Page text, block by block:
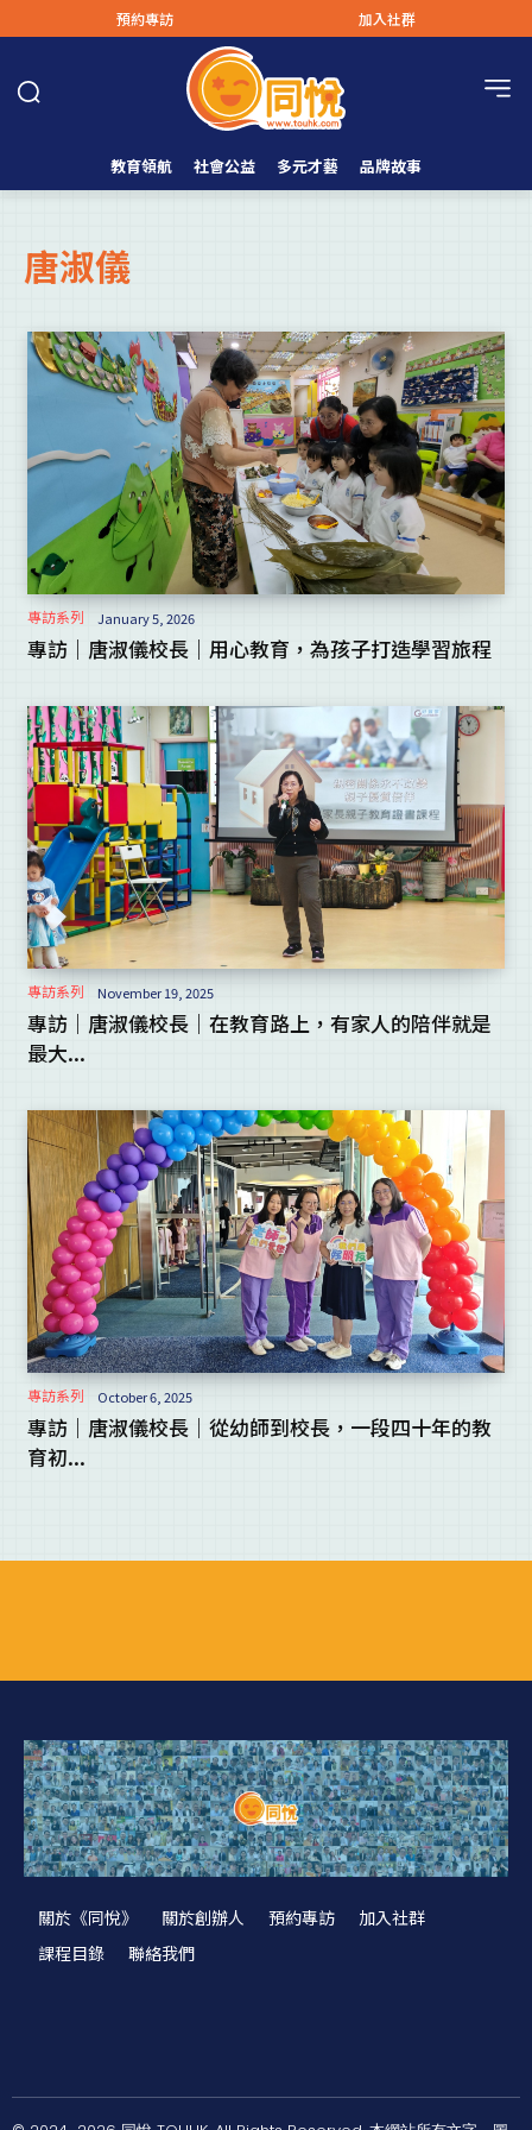
預約專訪 加入社群
教育領航 社會公益 多元才藝 品牌故事
唐淑儀
專訪系列 January 5, 2026
專訪｜唐淑儀校長｜用心教育，為孩子打造學習旅程
專訪系列 November 19, 2025
專訪｜唐淑儀校長｜在教育路上，有家人的陪伴就是
最大...
專訪系列 October 6, 2025
專訪｜唐淑儀校長｜從幼師到校長，一段四十年的教
育初...
關於《同悅》 關於創辦人 預約專訪
加入社群
課程目錄
聯絡我們